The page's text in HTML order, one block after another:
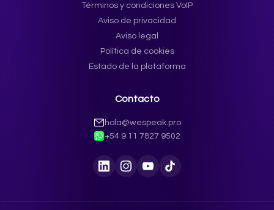
Términos y condiciones VoIP
Aviso de privacidad
Aviso legal
Política de cookies
Estado de la plataforma
Contacto
hola@wespeak.pro
+54 9 11 7827 9502